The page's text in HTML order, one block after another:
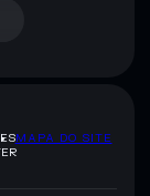
MAPA DO SITE